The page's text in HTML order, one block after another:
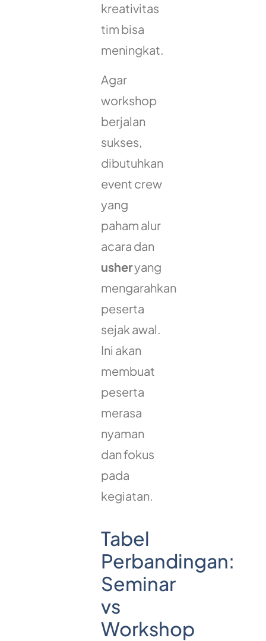
kreativitas
tim bisa
meningkat.
Agar
workshop
berjalan
sukses,
dibutuhkan
event crew
yang
paham alur
acara dan
usheryang
mengarahkan
peserta
sejak awal.
Ini akan
membuat
peserta
merasa
nyaman
dan fokus
pada
kegiatan.
Tabel
Perbandingan:
Seminar
vs
Workshop